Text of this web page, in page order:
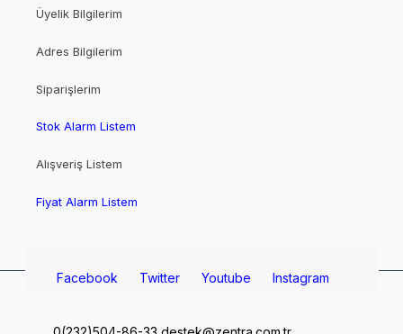
Üyelik Bilgilerim
Adres Bilgilerim
Siparişlerim
Stok Alarm Listem
Alışveriş Listem
Fiyat Alarm Listem
Facebook Twitter Youtube Instagram